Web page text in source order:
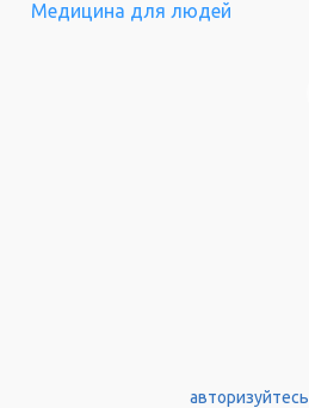
Медицина для людей
авторизуйтесь